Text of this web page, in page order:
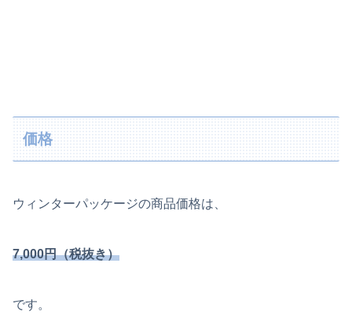
価格
ウィンターパッケージの商品価格は、
7,000円（税抜き）
です。